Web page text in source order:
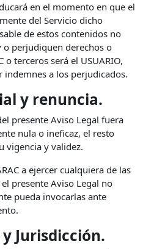
en el momento en que el
del Servicio dicho
de estos contenidos no
o perjudiquen derechos o
o terceros será el USUARIO,
a los perjudicados.
y renuncia.
presente Aviso Legal fuera
nula o ineficaz, el resto
vigencia y validez.
a ejercer cualquiera de las
presente Aviso Legal no
pueda invocarlas ante
Jurisdicción.